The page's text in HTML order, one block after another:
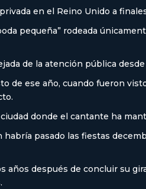
en el Reino Unido a
pequeña” rodeada
de la atención pública
ese año, cuando fueron
donde el cantante ha
habría pasado las fiestas
años después de concluir su